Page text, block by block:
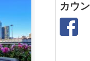
カウ